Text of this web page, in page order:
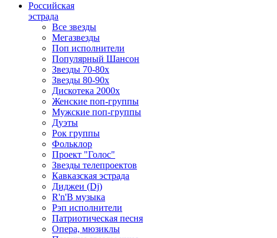
Российская
эстрада
Все звезды
Мегазвезды
Поп исполнители
Популярный Шансон
Звезды 70-80х
Звезды 80-90х
Дискотека 2000х
Женские поп-группы
Мужские поп-группы
Дуэты
Рок группы
Фольклор
Проект "Голос"
Звезды телепроектов
Кавказская эстрада
Диджеи (Dj)
R'n'B музыка
Рэп исполнители
Патриотическая песня
Опера, мюзиклы